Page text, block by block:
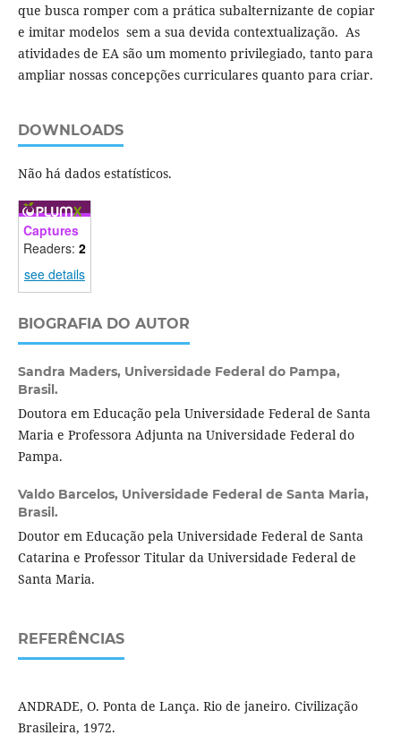
que busca romper com a prática subalternizante de copiar
e imitar modelos sem a sua devida contextualização. As
atividades de EA são um momento privilegiado, tanto para
ampliar nossas concepções curriculares quanto para criar.
DOWNLOADS
Não há dados estatísticos.
Captures
Readers: 2
see details
BIOGRAFIA DO AUTOR
Sandra Maders, Universidade Federal do Pampa,
Brasil.
Doutora em Educação pela Universidade Federal de Santa
Maria e Professora Adjunta na Universidade Federal do
Pampa.
Valdo Barcelos, Universidade Federal de Santa Maria,
Brasil.
Doutor em Educação pela Universidade Federal de Santa
Catarina e Professor Titular da Universidade Federal de
Santa Maria.
REFERÊNCIAS
ANDRADE, O. Ponta de Lança. Rio de janeiro. Civilização
Brasileira, 1972.